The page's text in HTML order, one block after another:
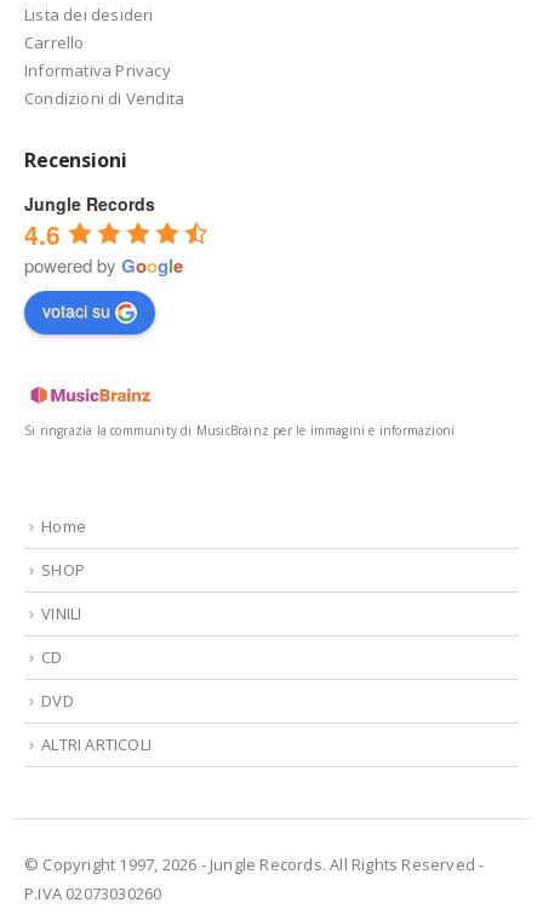
Lista dei desideri
Carrello
Informativa Privacy
Condizioni di Vendita
Recensioni
Jungle Records
4.6
powered by Google
votaci su
Si ringrazia la community di MusicBrainz per le immagini e informazioni
Home
SHOP
VINILI
CD
DVD
ALTRI ARTICOLI
© Copyright 1997, 2026 - Jungle Records. All Rights Reserved -
P.IVA 02073030260